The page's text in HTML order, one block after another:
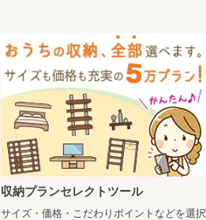
収納プランセレクトツール
サイズ・価格・こだわりポイントなどを選択